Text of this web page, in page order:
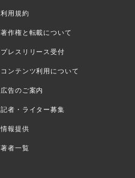
利用規約
著作権と転載について
プレスリリース受付
コンテンツ利用について
広告のご案内
記者・ライター募集
情報提供
著者一覧